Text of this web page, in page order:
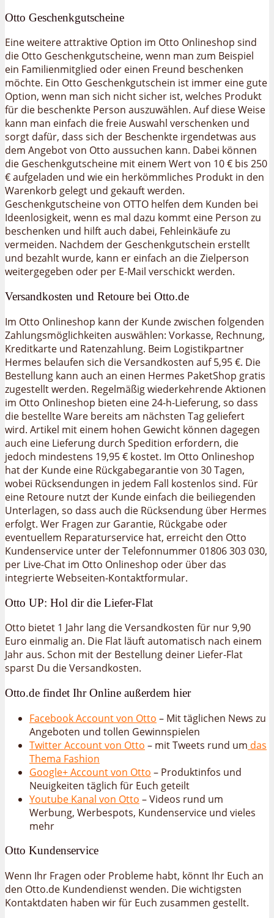
Otto Geschenkgutscheine
Eine weitere attraktive Option im Otto Onlineshop sind
die Otto Geschenkgutscheine, wenn man zum Beispiel
ein Familienmitglied oder einen Freund beschenken
möchte. Ein Otto Geschenkgutschein ist immer eine gute
Option, wenn man sich nicht sicher ist, welches Produkt
für die beschenkte Person auszuwählen. Auf diese Weise
kann man einfach die freie Auswahl verschenken und
sorgt dafür, dass sich der Beschenkte irgendetwas aus
dem Angebot von Otto aussuchen kann. Dabei können
die Geschenkgutscheine mit einem Wert von 10 € bis 250
€ aufgeladen und wie ein herkömmliches Produkt in den
Warenkorb gelegt und gekauft werden.
Geschenkgutscheine von OTTO helfen dem Kunden bei
Ideenlosigkeit, wenn es mal dazu kommt eine Person zu
beschenken und hilft auch dabei, Fehleinkäufe zu
vermeiden. Nachdem der Geschenkgutschein erstellt
und bezahlt wurde, kann er einfach an die Zielperson
weitergegeben oder per E-Mail verschickt werden.
Versandkosten und Retoure bei Otto.de
Im Otto Onlineshop kann der Kunde zwischen folgenden
Zahlungsmöglichkeiten auswählen: Vorkasse, Rechnung,
Kreditkarte und Ratenzahlung. Beim Logistikpartner
Hermes belaufen sich die Versandkosten auf 5,95 €. Die
Bestellung kann auch an einen Hermes PaketShop gratis
zugestellt werden. Regelmäßig wiederkehrende Aktionen
im Otto Onlineshop bieten eine 24-h-Lieferung, so dass
die bestellte Ware bereits am nächsten Tag geliefert
wird. Artikel mit einem hohen Gewicht können dagegen
auch eine Lieferung durch Spedition erfordern, die
jedoch mindestens 19,95 € kostet. Im Otto Onlineshop
hat der Kunde eine Rückgabegarantie von 30 Tagen,
wobei Rücksendungen in jedem Fall kostenlos sind. Für
eine Retoure nutzt der Kunde einfach die beiliegenden
Unterlagen, so dass auch die Rücksendung über Hermes
erfolgt. Wer Fragen zur Garantie, Rückgabe oder
eventuellem Reparaturservice hat, erreicht den Otto
Kundenservice unter der Telefonnummer 01806 303 030,
per Live-Chat im Otto Onlineshop oder über das
integrierte Webseiten-Kontaktformular.
Otto UP: Hol dir die Liefer-Flat
Otto bietet 1 Jahr lang die Versandkosten für nur 9,90
Euro einmalig an. Die Flat läuft automatisch nach einem
Jahr aus. Schon mit der Bestellung deiner Liefer-Flat
sparst Du die Versandkosten.
Otto.de findet Ihr Online außerdem hier
Facebook Account von Otto – Mit täglichen News zu
Angeboten und tollen Gewinnspielen
Twitter Account von Otto – mit Tweets rund um das
Thema Fashion
Google+ Account von Otto – Produktinfos und
Neuigkeiten täglich für Euch geteilt
Youtube Kanal von Otto – Videos rund um
Werbung, Werbespots, Kundenservice und vieles
mehr
Otto Kundenservice
Wenn Ihr Fragen oder Probleme habt, könnt Ihr Euch an
den Otto.de Kundendienst wenden. Die wichtigsten
Kontaktdaten haben wir für Euch zusammen gestellt.